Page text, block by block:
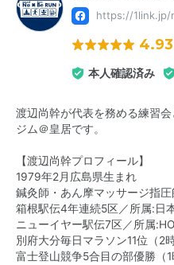
https://1link.jp/
4.93
本人確認済み
渡辺尚幹が代表を務める練習
ジム＠皇居です。
【渡辺尚幹プロフィール】
1979年2月広島県生まれ
鍼灸師・あん摩マッサージ指圧
箱根駅伝4年連続5区／所属:日
ニューイヤー駅伝7区／所属
別府大分毎日マラソン11位（2
富士登山競争5合目の部優勝（1